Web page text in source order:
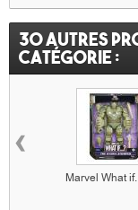
30 autres
catégorie :
Marvel What
‹